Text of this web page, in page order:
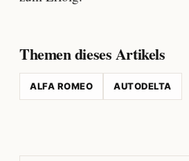
Themen dieses Artikels
ALFA ROMEO AUTODELTA